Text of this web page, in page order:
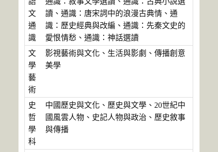
文
通
識
讀、通識：唐宋詞中的浪漫古典情、通
識：歷史經典與改編、通識：先秦文史的
愛恨情愁、通識：神話選讀
文
學
藝
術
影視藝術與文化、生活與影劇、傳播創意
美學
史
哲
學
科
中國歷史與文化、歷史與文學、20世紀中
國風雲人物、史記人物與政治、歷史敘事
與傳播